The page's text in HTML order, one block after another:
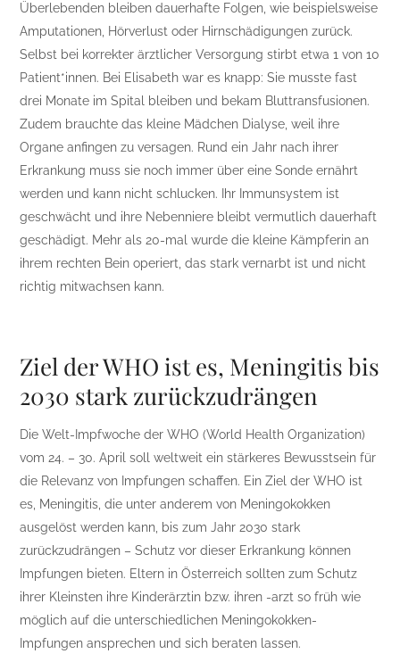
Überlebenden bleiben dauerhafte Folgen, wie beispielsweise
Amputationen, Hörverlust oder Hirnschädigungen zurück.
Selbst bei korrekter ärztlicher Versorgung stirbt etwa 1 von 10
Patient*innen. Bei Elisabeth war es knapp: Sie musste fast
drei Monate im Spital bleiben und bekam Bluttransfusionen.
Zudem brauchte das kleine Mädchen Dialyse, weil ihre
Organe anfingen zu versagen. Rund ein Jahr nach ihrer
Erkrankung muss sie noch immer über eine Sonde ernährt
werden und kann nicht schlucken. Ihr Immunsystem ist
geschwächt und ihre Nebenniere bleibt vermutlich dauerhaft
geschädigt. Mehr als 20-mal wurde die kleine Kämpferin an
ihrem rechten Bein operiert, das stark vernarbt ist und nicht
richtig mitwachsen kann.
Ziel der WHO ist es, Meningitis bis
2030 stark zurückzudrängen
Die Welt-Impfwoche der WHO (World Health Organization)
vom 24. – 30. April soll weltweit ein stärkeres Bewusstsein für
die Relevanz von Impfungen schaffen. Ein Ziel der WHO ist
es, Meningitis, die unter anderem von Meningokokken
ausgelöst werden kann, bis zum Jahr 2030 stark
zurückzudrängen – Schutz vor dieser Erkrankung können
Impfungen bieten. Eltern in Österreich sollten zum Schutz
ihrer Kleinsten ihre Kinderärztin bzw. ihren -arzt so früh wie
möglich auf die unterschiedlichen Meningokokken-
Impfungen ansprechen und sich beraten lassen.